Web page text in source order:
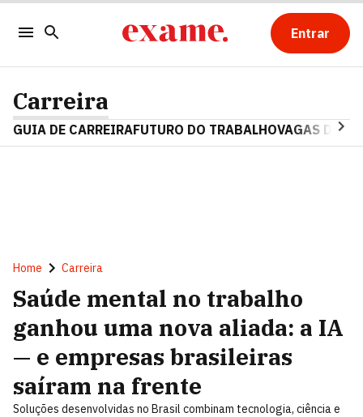
Entrar
Carreira
GUIA DE CARREIRAFUTURO DO TRABALHOVAGAS DE
Home Carreira
Saúde mental no trabalho
ganhou uma nova aliada: a IA
— e empresas brasileiras
saíram na frente
Soluções desenvolvidas no Brasil combinam tecnologia, ciência e